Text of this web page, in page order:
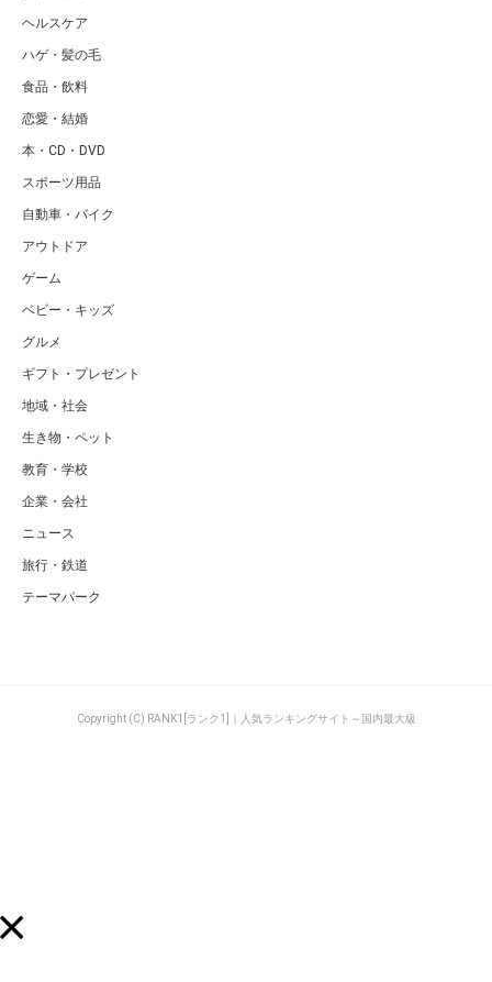
ヘルスケア
ハゲ・髪の毛
食品・飲料
恋愛・結婚
本・CD・DVD
スポーツ用品
自動車・バイク
アウトドア
ゲーム
ベビー・キッズ
グルメ
ギフト・プレゼント
地域・社会
生き物・ペット
教育・学校
企業・会社
ニュース
旅行・鉄道
テーマパーク
Copyright (C) RANK1[ランク1]｜人気ランキングサイト～国内最大級